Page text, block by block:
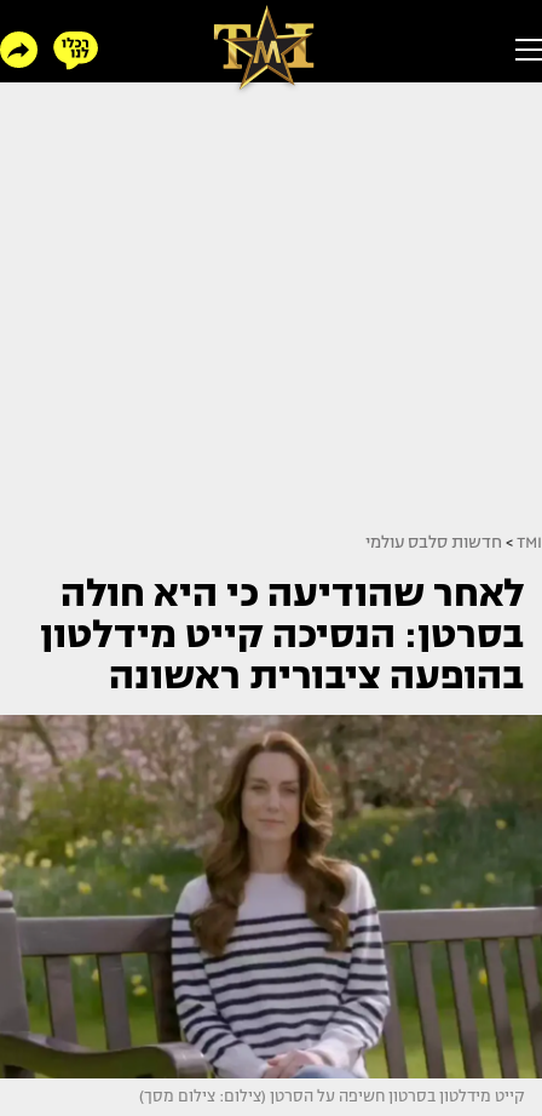
TMI
> חדשות סלבס עולמי
לאחר שהודיעה כי היא חולה
בסרטן: הנסיכה קייט מידלטון
בהופעה ציבורית ראשונה
קייט מידלטון בסרטון חשיפה על הסרטן (צילום: צילום מסך)